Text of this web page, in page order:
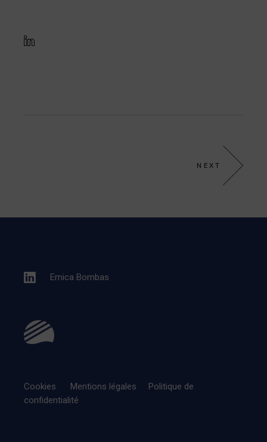
NEXT
Emica Bombas
Cookies Mentions légales
Politique de
confidentialité